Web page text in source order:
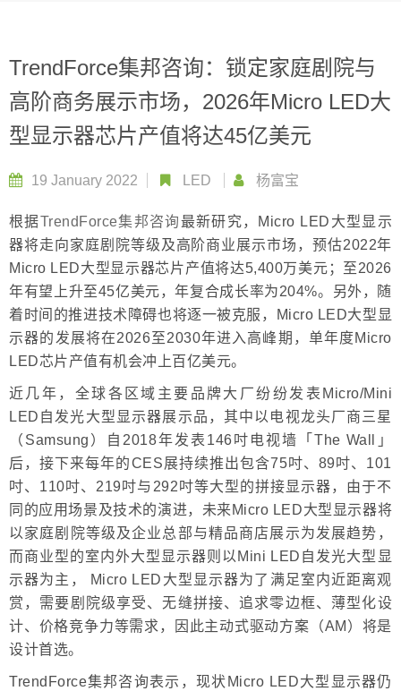
TrendForce集邦咨询：锁定家庭剧院与
高阶商务展示市场，2026年Micro LED大
型显示器芯片产值将达45亿美元
19 January 2022 LED 杨富宝
根据TrendForce集邦咨询最新研究，Micro LED大型显示
器将走向家庭剧院等级及高阶商业展示市场，预估2022年
Micro LED大型显示器芯片产值将达5,400万美元；至2026
年有望上升至45亿美元，年复合成长率为204%。另外，随
着时间的推进技术障碍也将逐一被克服，Micro LED大型显
示器的发展将在2026至2030年进入高峰期，单年度Micro
LED芯片产值有机会冲上百亿美元。
近几年，全球各区域主要品牌大厂纷纷发表Micro/Mini
LED自发光大型显示器展示品，其中以电视龙头厂商三星
（Samsung）自2018年发表146吋电视墙「The Wall」
后，接下来每年的CES展持续推出包含75吋、89吋、101
吋、110吋、219吋与292吋等大型的拼接显示器，由于不
同的应用场景及技术的演进，未来Micro LED大型显示器将
以家庭剧院等级及企业总部与精品商店展示为发展趋势，
而商业型的室内外大型显示器则以Mini LED自发光大型显
示器为主， Micro LED大型显示器为了满足室内近距离观
赏，需要剧院级享受、无缝拼接、追求零边框、薄型化设
计、价格竞争力等需求，因此主动式驱动方案（AM）将是
设计首选。
TrendForce集邦咨询表示，现状Micro LED大型显示器仍